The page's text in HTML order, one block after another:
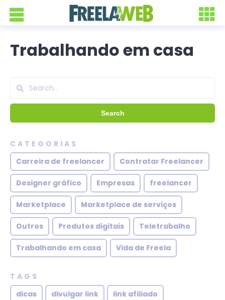
Trabalhando em casa
CATEGORIAS
Carreira de freelancer
Contratar Freelancer
Designer gráfico Empresas freelancer
Marketplace Marketplace de serviços
Outros Produtos digitais Teletrabalho
Trabalhando em casa Vida de Freela
TAGS
dicas
divulgar link link afiliado